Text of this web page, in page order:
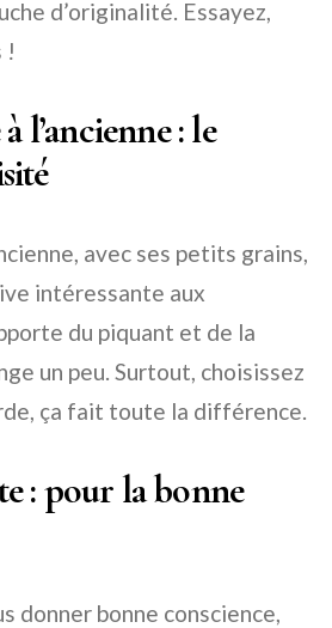
d’originalité. Essayez,
!
l’ancienne : le
avec ses petits grains,
intéressante aux
du piquant et de la
un peu. Surtout, choisissez
ça fait toute la différence.
: pour la bonne
donner bonne conscience,